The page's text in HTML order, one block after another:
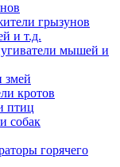
грызунов
и т.д.
мышей и
змей
кротов
птиц
собак
горячего